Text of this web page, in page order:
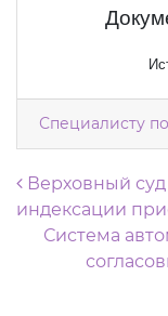
Специалисту
Верховный
индексации
Система